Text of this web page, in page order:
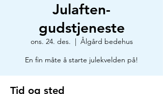
Julaften-
gudstjeneste
ons. 24. des.
  |
Ålgård bedehus
En fin måte å starte julekvelden på!
Tid og sted